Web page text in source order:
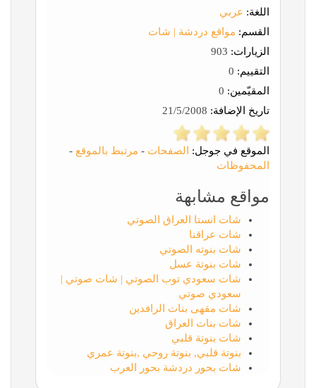
اللغة: عربي
القسم: مواقع دردشة | شات
الزيارات:
التقييم:
المقيّمين:
تاريخ الإضافة:
الموقع في جوجل: الصفحات - مرتبط بالموقع -
المحفوظات
مواقع مشابهة
شات انستا العراق الصوتي
شات عراقنا
شات بنوته الصوتي
شات بنوتة عسل
شات سعودي توب الصوتي | شات صوتي |
سعودي صوتي
شات مقهى بنات الرافدين
شات بنات العراق
شات بنوتة قلبي
بنوتة قلبي, بنوتة روحي ,بنوتة عمري
شات بحور دردشة بحور العرب